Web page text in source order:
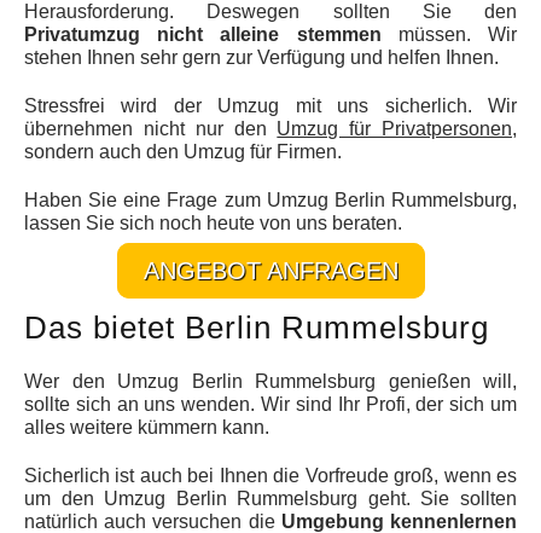
Herausforderung. Deswegen sollten Sie den
Privatumzug nicht alleine stemmen müssen. Wir
stehen Ihnen sehr gern zur Verfügung und helfen Ihnen.
Stressfrei wird der Umzug mit uns sicherlich. Wir
übernehmen nicht nur den Umzug für Privatpersonen,
sondern auch den Umzug für Firmen.
Haben Sie eine Frage zum Umzug Berlin Rummelsburg,
lassen Sie sich noch heute von uns beraten.
ANGEBOT ANFRAGEN
Das bietet Berlin Rummelsburg
Wer den Umzug Berlin Rummelsburg genießen will,
sollte sich an uns wenden. Wir sind Ihr Profi, der sich um
alles weitere kümmern kann.
Sicherlich ist auch bei Ihnen die Vorfreude groß, wenn es
um den Umzug Berlin Rummelsburg geht. Sie sollten
natürlich auch versuchen die Umgebung kennenlernen